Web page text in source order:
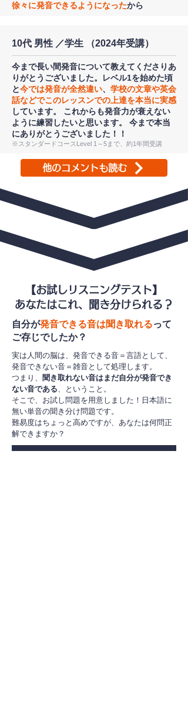
徐々に発音できるようになったから
10代 男性 ／学生 （2024年受講）
今まで長い間発音について教えてくださりあ
りがとうございました。レベル1を始めた頃
と今では発音が全然違い、 学校の文章や英会
話などでこのレッスンでの上達を本当に実感
しています。 これからも発音力が衰えない
ように練習したいと思います。 今まで本当
にありがとうございました！！
※スタンダードコースLevel 1～5まで、約1年間受講
他のコメントも読む
【お試しリスニングテスト】
あなたはこれ、聞き分けられる？
自分が発音できる音は聞き取れるって
ご存じでしたか？
実は人間の脳は、発音できる音＝言語として、
発音できない音＝雑音として処理します。
つまり、
聞き取れない音はまだ自分が発音でき
ない音である、ということ。
そこで、お試し問題を用意しました！​日本語に
無い単音の聞き分け問題です。
難易度はちょっと高めですが、あなたは何問正
解できますか？